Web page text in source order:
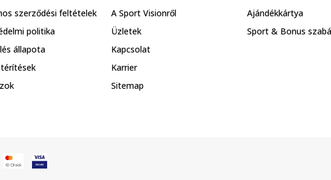
szerződési feltételek
politika
állapota
A Sport Visionről
Üzletek
Kapcsolat
Karrier
Sitemap
Ajándékkártya
Sport & Bonus